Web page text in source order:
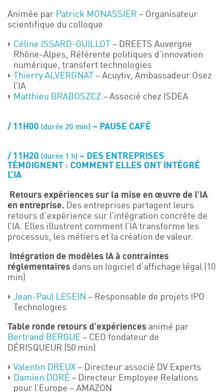
Animée par Patrick MONASSIER – Organisateur
scientifique du colloque
Céline ISSARD-GUILLOT– DREETS Auvergne
Rhône-Alpes, Référente politiques d’innovation
numérique, transfert technologies
​Thierry ALVERGNAT– Acuytiv, Ambassadeur Osez
l’IA
Matthieu BRABOSZCZ – Associé chez ISDEA
11H00 (durée 20 min) – PAUSE CAFÉ
11H20 (durée 1 h) – DES ENTREPRISES
TÉMOIGNENT : COMMENT ELLES ONT INTÉGRÉ
L’IA
​ Retours expériences sur la mise en œuvre de l’IA
en entreprise. Des entreprises partagent leurs
retours d’expérience sur l’intégration concrète de
l’IA. Elles illustrent comment l’IA transforme les
processus, les métiers et la création de valeur.
​ Intégration de modèles IA à contraintes
réglementaires dans un logiciel d’affichage légal (10
min)
Jean-Paul LESEIN – Responsable de projets IPO
Technologies
Table ronde retours d’expériences animé par
Bertrand BERGUE – CEO fondateur de
DÉRISQUEUR (50 min)
Valentin DREUX– Directeur associé DV Experts
Damien DORÉ – Directeur Employee Relations
pour l’Europe – AMAZON